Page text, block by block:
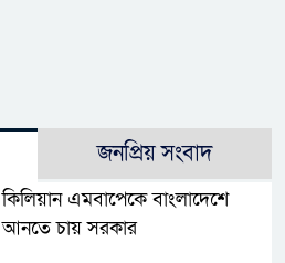
জনপ্রিয় সংবাদ
কিলিয়ান এমবাপেকে বাংলাদেশে
আনতে চায় সরকার